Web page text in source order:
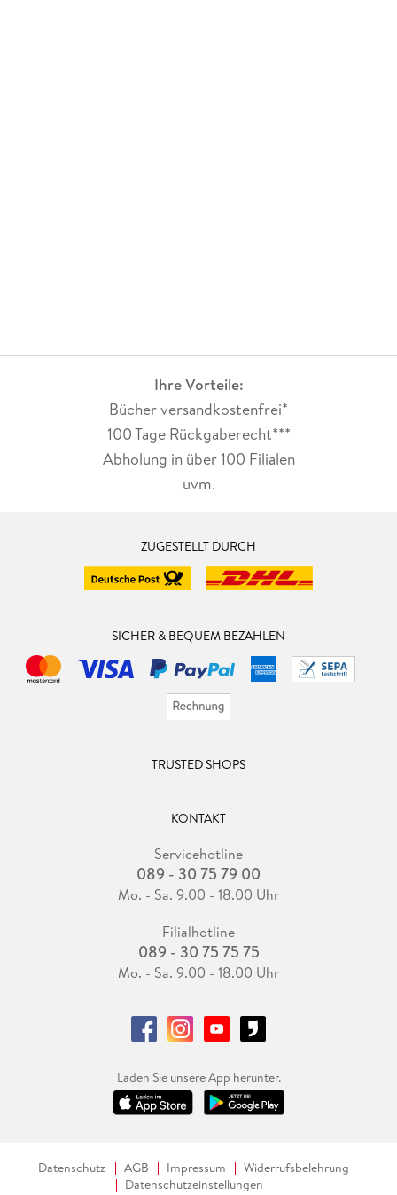
Ihre Vorteile:
Bücher versandkostenfrei*
100 Tage Rückgaberecht***
Abholung in über 100 Filialen
uvm.
ZUGESTELLT DURCH
SICHER & BEQUEM BEZAHLEN
TRUSTED SHOPS
KONTAKT
Servicehotline
089 - 30 75 79 00
Mo. - Sa. 9.00 - 18.00 Uhr
Filialhotline
089 - 30 75 75 75
Mo. - Sa. 9.00 - 18.00 Uhr
Laden Sie unsere App herunter.
Datenschutz AGB Impressum
Widerrufsbelehrung
Datenschutzeinstellungen